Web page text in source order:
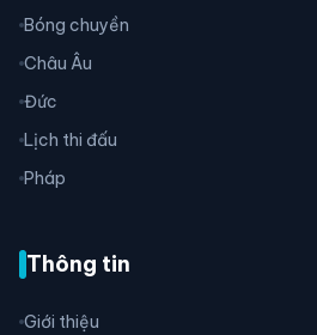
Bóng chuyền
Châu Âu
Đức
Lịch thi đấu
Pháp
Thông tin
Giới thiệu